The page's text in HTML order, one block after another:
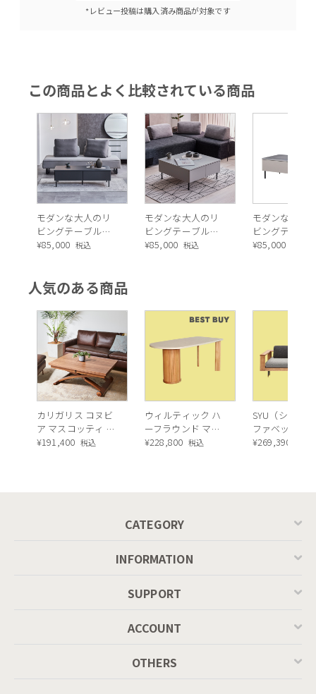
*レビュー投稿は購入済み商品が対象です
この商品とよく比較されている商品
モダンな大人のリ
ビングテーブル
120（ダークグレ
¥85,000 税込
モダンな大人のリ
ビングテーブル
80（ライトグレ
¥85,000 税込
モダンな大人
ビングテーブ
120（ライト
¥85,000
人気のある商品
カリガリス コヌビ
ア マスコッティ 伸
長・昇降式テーブ
¥191,400 税込
ウィルティック ハ
ーフラウンド マテ
ィエラ塗装 ダイニ
¥228,800 税込
SYU（シュウ
ファベッド（
ュラル）
¥269,390
CATEGORY
INFORMATION
SUPPORT
ACCOUNT
OTHERS